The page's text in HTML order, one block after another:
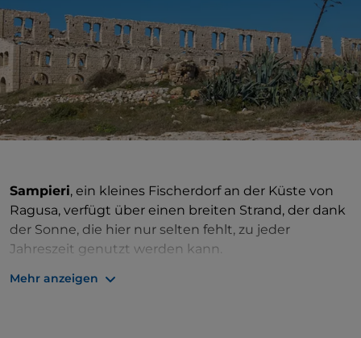
Sampieri, ein kleines Fischerdorf an der Küste von
Ragusa, verfügt über einen breiten Strand, der dank
der Sonne, die hier nur selten fehlt, zu jeder
Jahreszeit genutzt werden kann.
Zwischen einem Bad und einem Eis wird man dann
Mehr anzeigen